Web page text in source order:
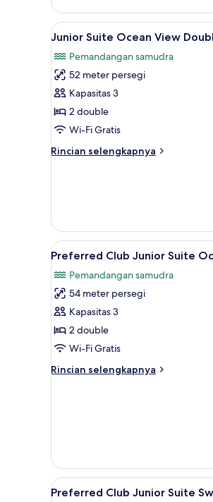
Club
Junior
Suite
Out
King
Lihat
semua
foto
untuk
Junior
Suite
Ocean
Double
7
Junior Suite Ocean View
Pemandangan samudra
52 meter persegi
Kapasitas 3
2 double
Wi-Fi Gratis
Rincian selengkapnya
Rincian
Ocean
View
Double
Lihat
semua
foto
untuk
Preferred
Club
Junior
Ocean
8
Preferred Club Junior Suite
Pemandangan samudra
54 meter persegi
Kapasitas 3
2 double
Wi-Fi Gratis
Rincian selengkapnya
Rincian
Suite
Ocean
View
Double
Lihat
8
Preferred Club Junior Suite